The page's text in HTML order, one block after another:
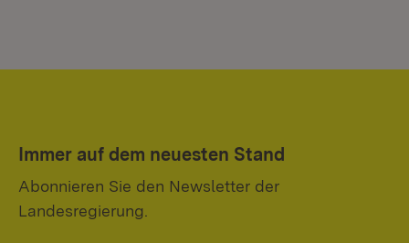
Immer auf dem neuesten Stand
Abonnieren Sie den Newsletter der
Landesregierung.